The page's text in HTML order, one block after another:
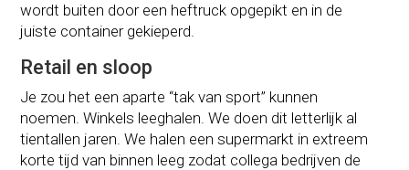
wordt buiten door een heftruck opgepikt en in de
juiste container gekieperd.
Retail en sloop
Je zou het een aparte “tak van sport” kunnen
noemen. Winkels leeghalen. We doen dit letterlijk al
tientallen jaren. We halen een supermarkt in extreem
korte tijd van binnen leeg zodat collega bedrijven de